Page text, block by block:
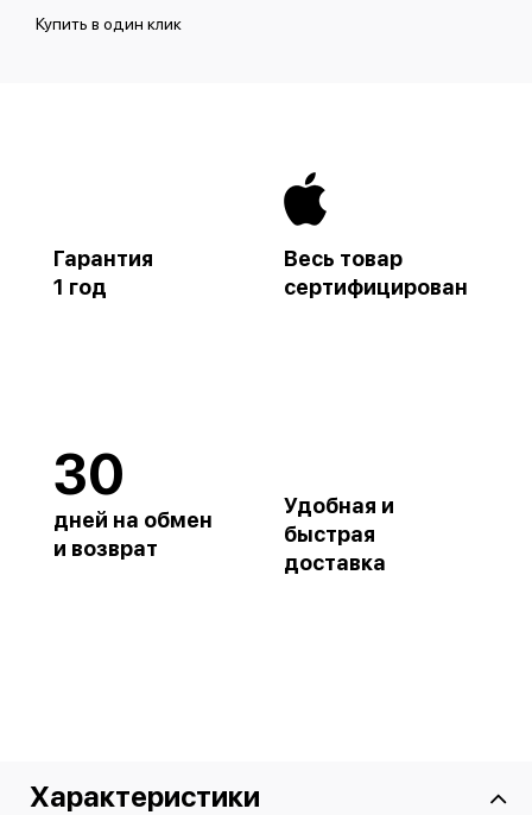
Купить в один клик
Гарантия
1 год
Весь товар
сертифицирован
30
дней на обмен
и возврат
Удобная и
быстрая
доставка
Характеристики